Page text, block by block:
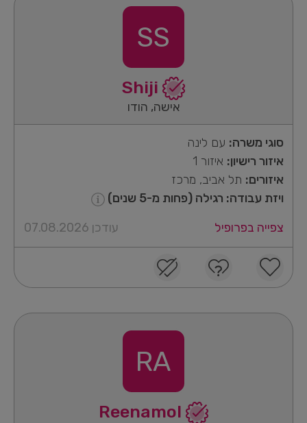
SS
אישה, הודו
סוגי משרה: עם לינה
איזור רישיון: איזור 1
איזורים: תל אביב, מרכז
ויזת עבודה: רגילה (פחות מ-5 שנים)
צפייה בפרופיל
עודכן 07.08.2026
RA